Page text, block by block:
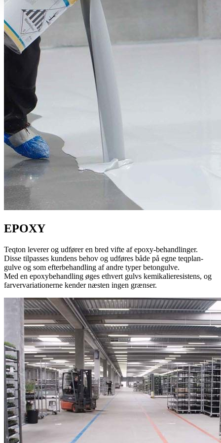
EPOXY
Teqton leverer og udfører en bred vifte af epoxy-behandlinger.
Disse tilpasses kundens behov og udføres både på egne teqplan-
gulve og som efterbehandling af andre typer betongulve.
Med en epoxybehandling øges ethvert gulvs kemikalieresistens, og
farvervariationerne kender næsten ingen grænser.